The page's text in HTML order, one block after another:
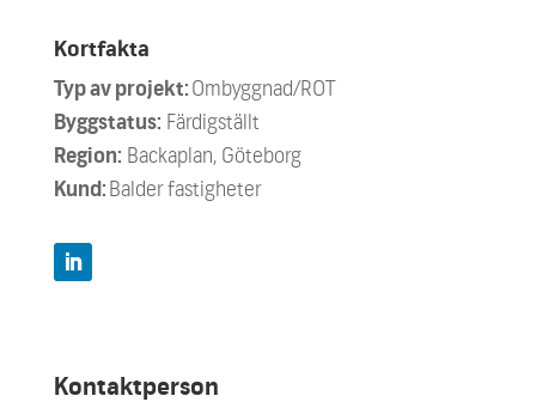
Kortfakta
Typ av projekt:Ombyggnad/ROT
Byggstatus: Färdigställt
Region: Backaplan, Göteborg
Kund:Balder fastigheter
Kontaktperson